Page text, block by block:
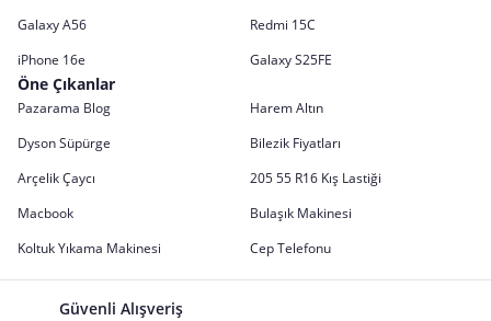
Galaxy A56
Redmi 15C
iPhone 16e
Galaxy S25FE
Öne Çıkanlar
Pazarama Blog
Harem Altın
Dyson Süpürge
Bilezik Fiyatları
Arçelik Çaycı
205 55 R16 Kış Lastiği
Macbook
Bulaşık Makinesi
Koltuk Yıkama Makinesi
Cep Telefonu
Güvenli Alışveriş